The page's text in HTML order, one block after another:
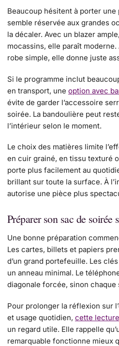
Beaucoup hésitent à porter une
semble réservée aux grandes
la décaler. Avec un blazer
mocassins, elle paraît
robe simple, elle donne juste
Si le programme inclut
en transport, une option avec
évite de garder l’accessoire
soirée. La bandoulière peut
l’intérieur selon le moment.
Le choix des matières limite
en cuir grainé, en tissu texturé
porte plus facilement au
brillant sur toute la surface. À
autorise une pièce plus
Préparer son sac de soirée
Une bonne préparation
Les cartes, billets et papiers
d’un grand portefeuille. Les
un anneau minimal. Le
diagonale forcée, sinon chaque
Pour prolonger la réflexion sur
et usage quotidien, cette
un regard utile. Elle rappelle
remarquable fonctionne mieux